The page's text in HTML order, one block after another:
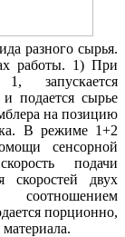
разного сырья.
работы. 1) При
запускается
и подается сырье
на позицию
В режиме 1+2
сенсорной
подачи
скоростей двух
соотношением
порционно,